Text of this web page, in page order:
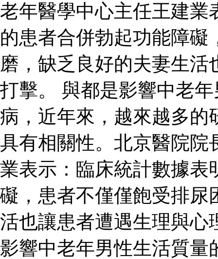
老年醫學中心主任王建業
的患者合併勃起功能障
磨，缺乏良好的夫妻生
打擊。 與都是影響中老
病，近年來，越來越多的
具有相關性。北京醫院院
業表示：臨床統計數據表
礙，患者不僅僅飽受排尿
活也讓患者遭遇生理與
影響中老年男性生活質量